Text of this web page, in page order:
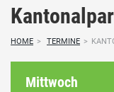
HOME > TERMINE >
Mittwoch